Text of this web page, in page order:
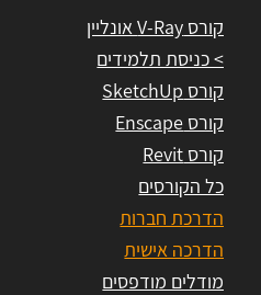
קורס V-Ray אונליין
> כניסת תלמידים
קורס SketchUp
קורס Enscape
קורס Revit
כל הקורסים
הדרכת חברות
הדרכה אישית
מודלים מודפסים